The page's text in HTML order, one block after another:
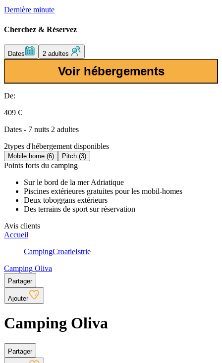
Dernière minute
Cherchez & Réservez
Dates 2 adultes
Voir hébergements
De:
409 €
Dates - 7 nuits 2 adultes
2types d'hébergement disponibles
Mobile home (6) Pitch (3)
Points forts du camping
Sur le bord de la mer Adriatique
Piscines extérieures gratuites pour les mobil-homes
Deux toboggans extérieurs
Des terrains de sport sur réservation
Avis clients
Accueil
CampingCroatieIstrie
Camping Oliva
Partager
Ajouter
Camping Oliva
Partager